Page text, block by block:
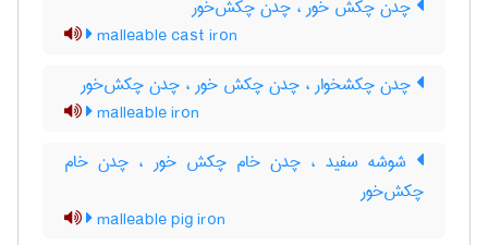
چدن چکش خور ، چدن چکش‌خور
malleable cast iron
چدن چکشخوار ، چدن چکش خور ، چدن چکش‌خور
malleable iron
شوشه سفید ، چدن خام چکش خور ، چدن خام
چکش‌خور
malleable pig iron